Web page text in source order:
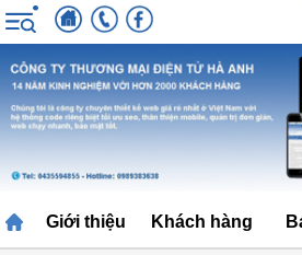
Giới thiệu Khách hàng